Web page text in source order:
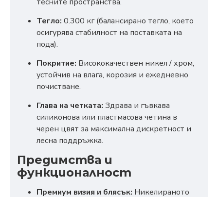
Тегло: 0.300 кг (балансирано тегло, което
осигурява стабилност на поставката на
пода).
Покритие: Висококачествен никел / хром,
устойчив на влага, корозия и ежедневно
почистване.
Глава на четката: Здрава и гъвкава
силиконова или пластмасова четина в
черен цвят за максимална дискретност и
лесна поддръжка.
Предимства и
функционалност
Премиум визия и блясък: Никелираното